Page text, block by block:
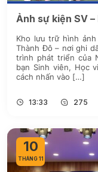
Ảnh sự kiện SV
Kho lưu trữ hình
Thành Đô – nơi ghi
trình phát triển của
bạn Sinh viên, Học
cách nhấn vào […]
13:33 275
10
THÁNG 11